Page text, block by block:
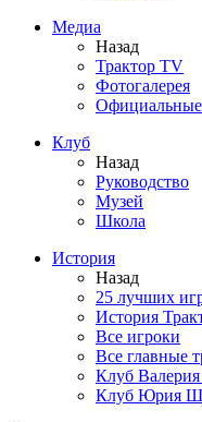
Медиа
Назад
Трактор TV
Фотогалерея
Клуб
Назад
Руководство
Музей
Школа
История
Назад
25 лучших
История
Все игроки
Все главные
Клуб Валерия
Клуб Юрия